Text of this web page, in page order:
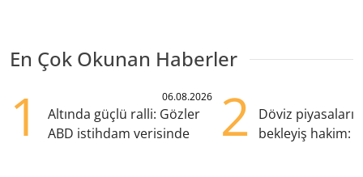
En Çok Okunan Haberler
1 06.08.2026
Altında güçlü ralli: Gözler
ABD istihdam verisinde
2
Döviz
bekleyiş hakim: